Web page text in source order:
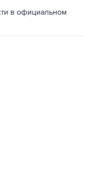
в официальном